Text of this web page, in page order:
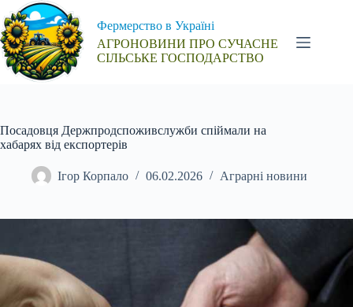
Перейти
до
вмісту
Фермерство в Україні
АГРОНОВИНИ ПРО СУЧАСНЕ
СІЛЬСЬКЕ ГОСПОДАРСТВО
Посадовця Держпродспоживслужби спіймали на
хабарях від експортерів
Ігор Корпало 06.02.2026 Аграрні новини